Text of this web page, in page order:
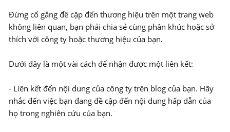
Đừng cố gắng đề cập đến thương hiệu trên một trang web
không liên quan, bạn phải chia sẻ cùng phân khúc hoặc sở
thích với công ty hoặc thương hiệu của bạn.
Dưới đây là một vài cách để nhận được một liên kết:
- Liên kết đến nội dung của công ty trên blog của bạn. Hãy
nhắc đến việc bạn đang đề cập đến nội dung hấp dẫn của
họ trong nghiên cứu của bạn.